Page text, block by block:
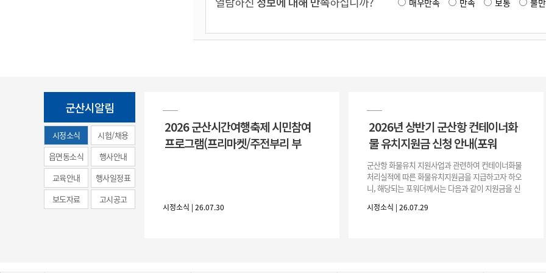
매우만족 만족 보통 불
군산시알림
시정소식
(municipal
news)
2026 군산시간여행축제 시민참여
프로그램(프리마켓/주전부리 부
시정소식 | 26.07.30
2026년 상반기 군산항 컨테이너화
물 유치지원금 신청 안내(포워
군산항 화물유치 지원사업과 관련하여 컨테이너화물
처리실적에 따른 화물유치지원금을 지급하고자 하오
니, 해당되는 포워더께서는 다음과 같이 지원금을 신
30.(6개
시정소식 | 26.07.29
시험/채용
읍면동소식
행사안내
교육안내
행사일정표
보도자료
고시공고